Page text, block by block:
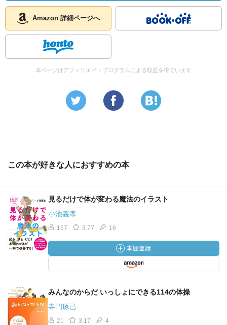
Amazon 詳細ページへ
本ページはアフィリエイトプログラムによる収益を得ています
この本が好きな人におすすめの本
見るだけで体が変わる魔法のイラスト
小池義孝
157 3.77 16
みんなのからだ いっしょにできる114の体操
寺門琢己
21 3.17 4